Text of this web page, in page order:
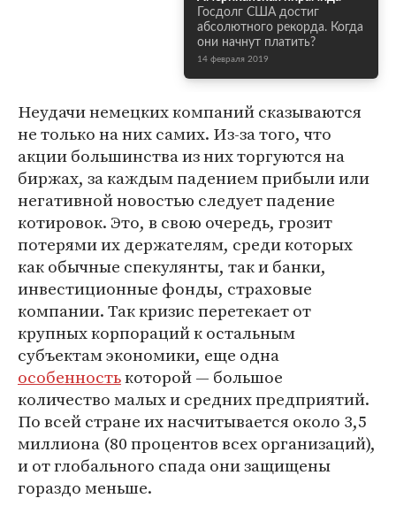
Госдолг США достиг
абсолютного рекорда. Когда
они начнут платить?
14 февраля 2019
Неудачи немецких компаний сказываются
не только на них самих. Из-за того, что
акции большинства из них торгуются на
биржах, за каждым падением прибыли или
негативной новостью следует падение
котировок. Это, в свою очередь, грозит
потерями их держателям, среди которых
как обычные спекулянты, так и банки,
инвестиционные фонды, страховые
компании. Так кризис перетекает от
крупных корпораций к остальным
субъектам экономики, еще одна
особенностькоторой — большое
количество малых и средних предприятий.
По всей стране их насчитывается около 3,5
миллиона (80 процентов всех организаций),
и от глобального спада они защищены
гораздо меньше.